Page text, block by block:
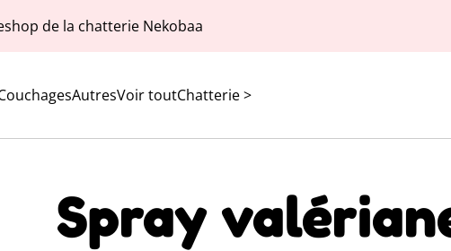
de la chatterie Nekobaa
AutresVoir toutChatterie >
Spray